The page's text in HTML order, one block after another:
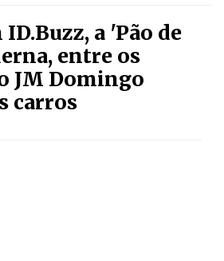
a 'Pão de
entre os
JM Domingo
carros